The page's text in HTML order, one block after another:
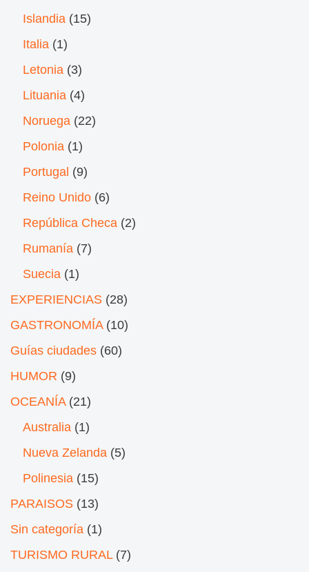
Islandia (15)
Italia (1)
Letonia (3)
Lituania (4)
Noruega (22)
Polonia (1)
Portugal (9)
Reino Unido (6)
República Checa (2)
Rumanía (7)
Suecia (1)
EXPERIENCIAS (28)
GASTRONOMÍA(10)
Guías ciudades (60)
HUMOR (9)
OCEANÍA(21)
Australia (1)
Nueva Zelanda (5)
Polinesia (15)
PARAISOS (13)
Sin categoría (1)
TURISMO RURAL(7)